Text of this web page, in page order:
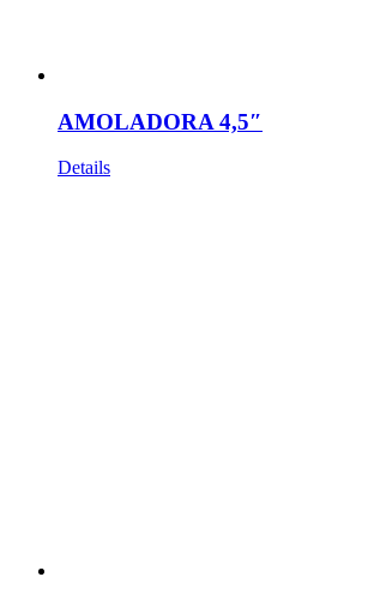
AMOLADORA 4,5″
Details